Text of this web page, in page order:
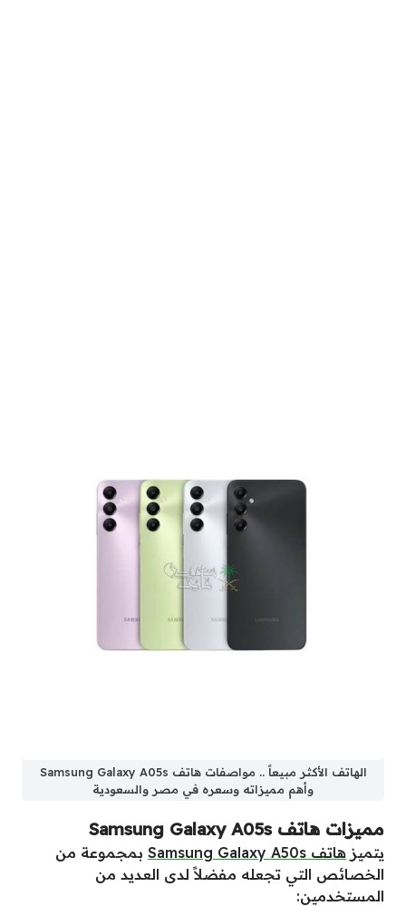
الهاتف الأكثر مبيعاً .. مواصفات هاتف Samsung Galaxy A05s
وأهم مميزاته وسعره في مصر والسعودية
مميزات هاتف Samsung Galaxy A05s
يتميز هاتف Samsung Galaxy A50s
بمجموعة من
الخصائص التي تجعله مفضلاً لدى العديد من
المستخدمين: